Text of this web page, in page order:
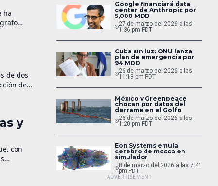
ha
de dos
de
y
con
Google financiará data
center de Anthropic por
5,000 MDD
27 de marzo del 2026 a las
1:36 pm PDT
Cuba sin luz: ONU lanza
plan de emergencia por
94 MDD
26 de marzo del 2026 a las
11:18 pm PDT
México y Greenpeace
chocan por datos del
derrame en el Golfo
26 de marzo del 2026 a las
1:20 pm PDT
Eon Systems emula
cerebro de mosca en
simulador
8 de marzo del 2026 a las 7:41
pm PDT